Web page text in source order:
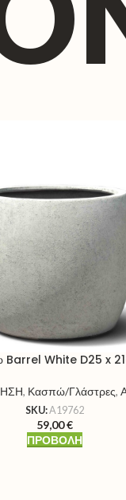
Barrel White D25 x
, Κασπώ/Γλάστρες,
SKU:A19762
59,00€
ΠΡΟΒΟΛΉ